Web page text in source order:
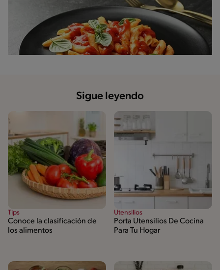
Sigue leyendo
Tips
Conoce la clasificación de
los alimentos
Utensilios
Porta Utensilios De Cocina
Para Tu Hogar